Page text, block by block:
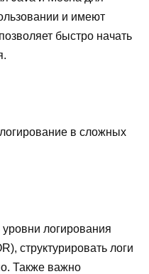
и имеют
быстро начать
в сложных
уровни логирования
структурировать логи
Также важно